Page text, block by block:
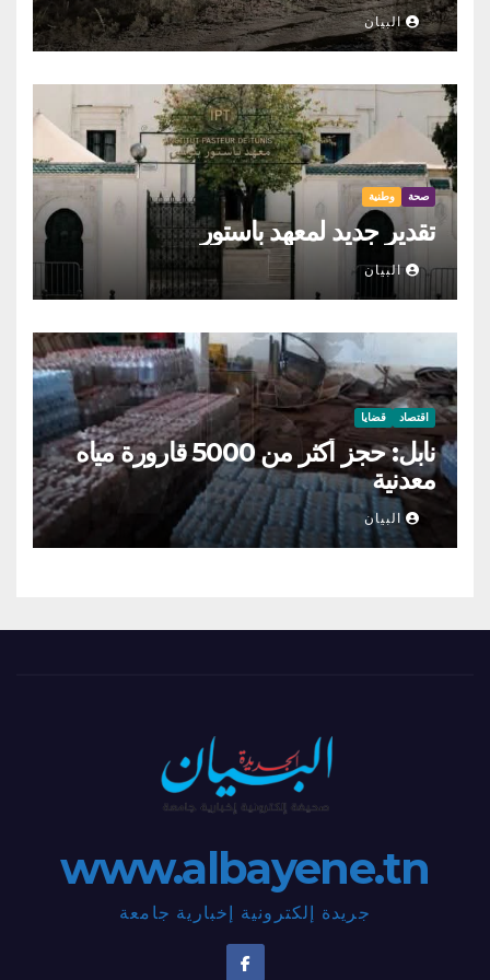
البيان
صحة وطنية
تقدير جديد لمعهد باستور
البيان
اقتصاد قضايا
نابل: حجز أكثر من 5000 قارورة مياه
معدنية
البيان
www.albayene.tn
جريدة إلكترونية إخبارية جامعة